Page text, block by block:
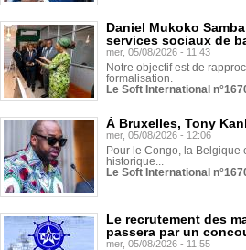
Daniel Mukoko
services sociaux de
mer, 05/08/2026 - 11:43
Notre objectif est de
formalisation.
Le Soft International
À Bruxelles, Tony
mer, 05/08/2026 - 12:06
Pour le Congo, la
historique...
Le Soft International
Le recrutement des
passera par un
mer, 05/08/2026 - 11:55